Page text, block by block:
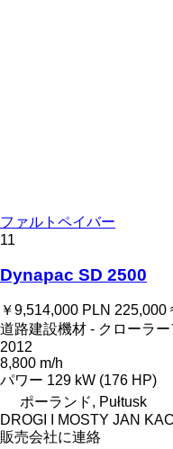
ファルトペイバー
11
Dynapac SD 2500
￥9,514,000 PLN 225,000
道路建設機材 - クローラ
2012
8,800 m/h
パワー 129 kW (176 HP)
ポーランド, Pułtusk
DROGI I MOSTY JAN
販売会社に連絡